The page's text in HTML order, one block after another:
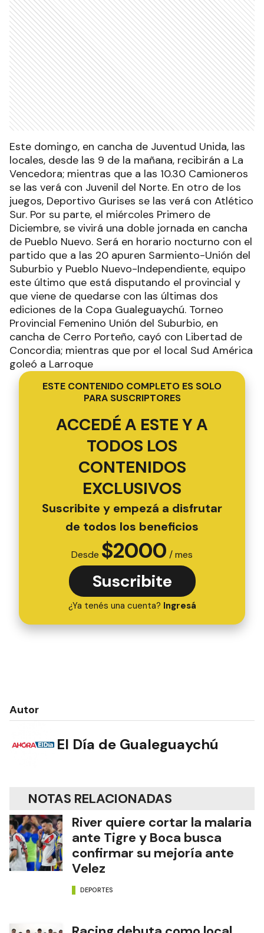
Este domingo, en cancha de Juventud Unida, las
locales, desde las 9 de la mañana, recibirán a La
Vencedora; mientras que a las 10.30 Camioneros
se las verá con Juvenil del Norte. En otro de los
juegos, Deportivo Gurises se las verá con Atlético
Sur. Por su parte, el miércoles Primero de
Diciembre, se vivirá una doble jornada en cancha
de Pueblo Nuevo. Será en horario nocturno con el
partido que a las 20 apuren Sarmiento-Unión del
Suburbio y Pueblo Nuevo-Independiente, equipo
este último que está disputando el provincial y
que viene de quedarse con las últimas dos
ediciones de la Copa Gualeguaychú. Torneo
Provincial Femenino Unión del Suburbio, en
cancha de Cerro Porteño, cayó con Libertad de
Concordia; mientras que por el local Sud América
goleó a Larroque
ESTE CONTENIDO COMPLETO ES SOLO
PARA SUSCRIPTORES
ACCEDÉ A ESTE Y A
TODOS LOS
CONTENIDOS
EXCLUSIVOS
Suscribite y empezá a disfrutar
de todos los beneficios
Desde $2000 / mes
Suscribite
¿Ya tenés una cuenta? Ingresá
Autor
El Día de Gualeguaychú
NOTAS RELACIONADAS
River quiere cortar la malaria
ante Tigre y Boca busca
confirmar su mejoría ante
Velez
DEPORTES